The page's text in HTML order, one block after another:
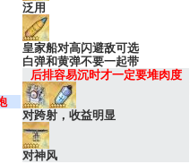
泛用
皇家船对高闪避敌可选
白弹和黄弹不要一起带
后排容易沉时才一定要堆肉度
对跨射，收益明显
对神风